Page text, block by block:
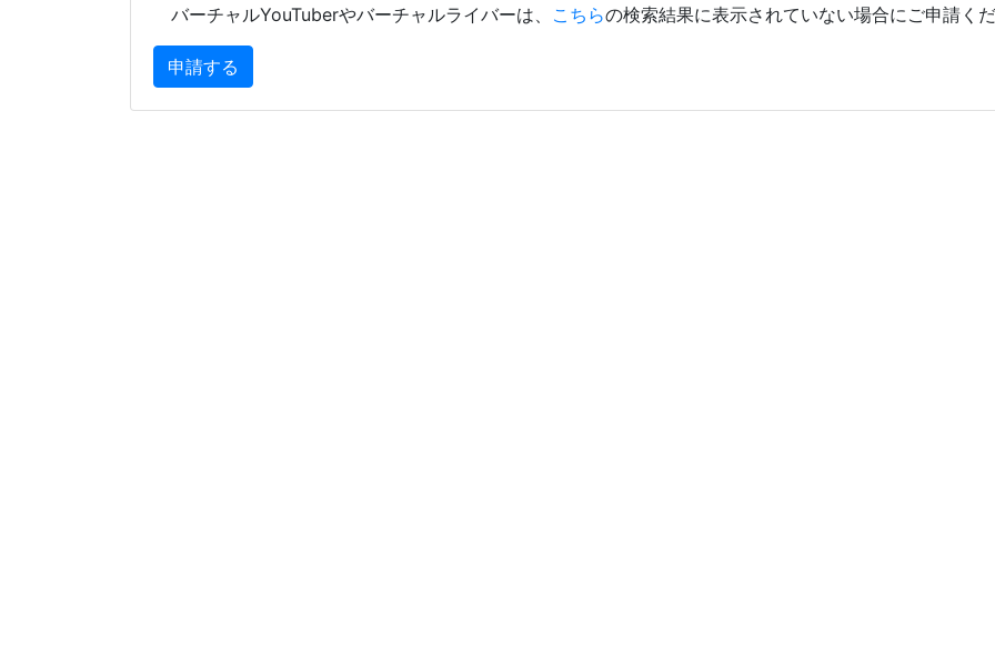
バーチャルYouTuberやバーチャルライバーは、 こちらの検索結果に表示されていない場合にご申請く
申請する